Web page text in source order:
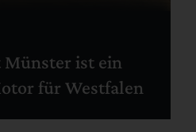
ist ein
für Westfalen